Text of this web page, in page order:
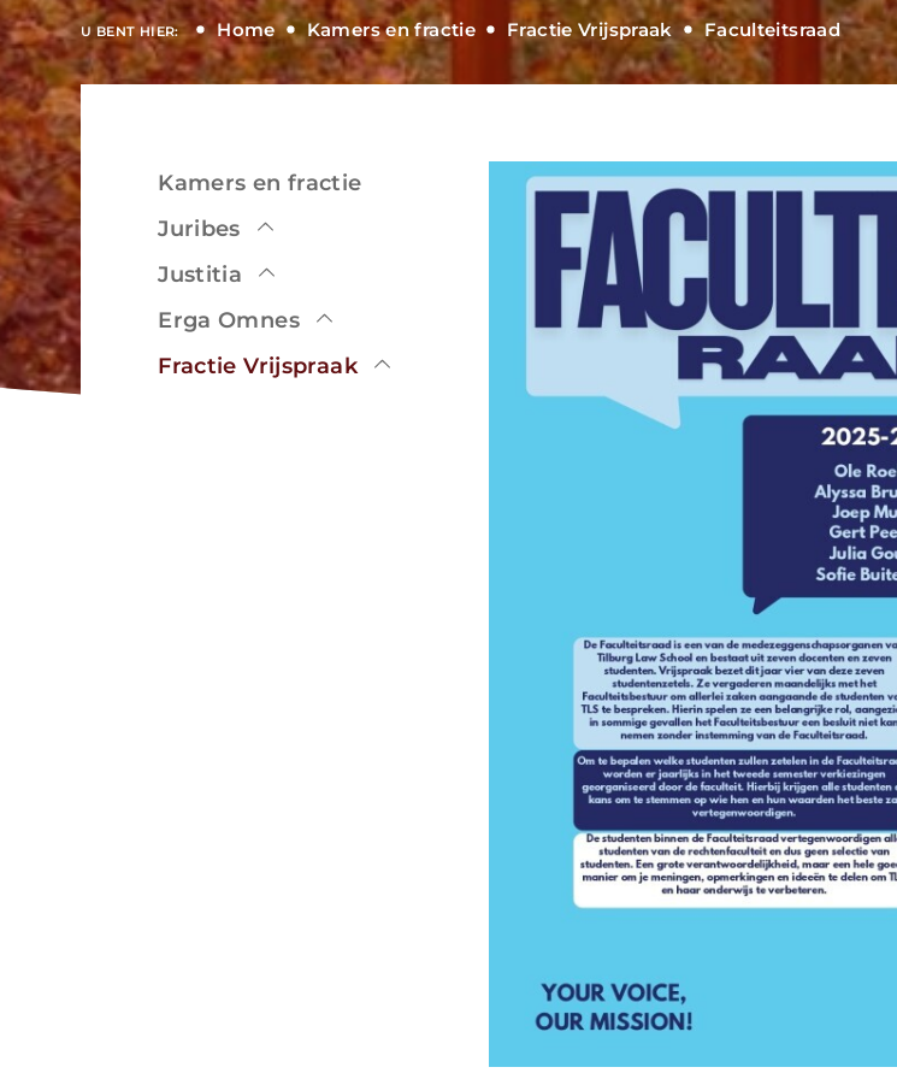
U BENT HIER: Home Kamers en fractie Fractie Vrijspraak Faculteitsraad
Kamers en fractie
Juribes
Justitia
Erga Omnes
Fractie Vrijspraak
Bekijken
Bekijken